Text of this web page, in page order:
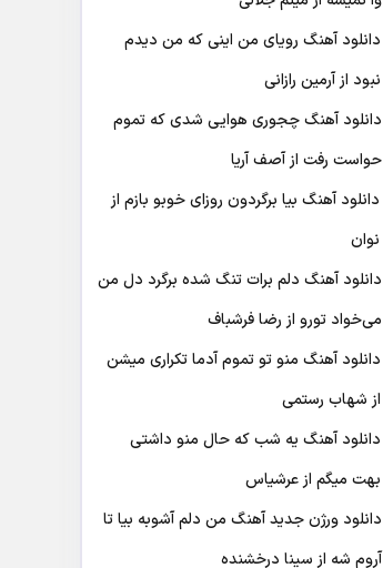
دانلود آهنگ رویای من اینی که من دیدم
نبود از آرمین رازانی
دانلود آهنگ ﭼﺠﻮری ﻫﻮاﻳﻰ ﺷﺪی ﻛﻪ ﺗﻤﻮم
ﺣﻮاﺳﺖ رﻓﺖ از آصف آریا
دانلود آهنگ بیا برگردون روزای خوبو بازم از
نوان
دانلود آهنگ دلم برات تنگ شده برگرد دل من
می‌خواد تورو از رضا فرشباف
دانلود آهنگ منو تو تموم آدما تکراری میشن
از شهاب رستمی
دانلود آهنگ ﻳﻪ ﺷﺐ ﻛﻪ ﺣﺎل ﻣﻨﻮ داﺷﺘﻰ
ﺑﻬﺖ میگم از عرشیاس
دانلود ورژن جدید آهنگ من دلم آشوبه بیا تا
آروم شه از سینا درخشنده